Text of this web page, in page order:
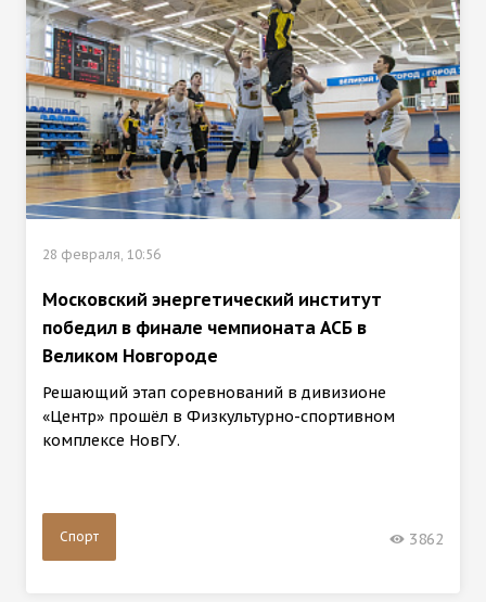
28 февраля, 10:56
Московский энергетический институт
победил в финале чемпионата АСБ в
Великом Новгороде
Решающий этап соревнований в дивизионе
«Центр» прошёл в Физкультурно-спортивном
комплексе НовГУ.
Спорт 3862